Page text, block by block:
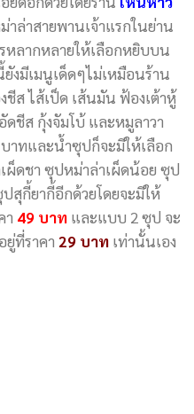
าล่าสายพานเจ้าแรกในย่าน
หลากหลายให้เลือกหยิบบน
งมีเมนูเด็ดๆไม่เหมือนร้าน
ส ไส้เป็ด เส้นมัน ฟ้องเต้าหู้
ชีส กุ้งจัมโบ้ และหมูลาวา
บาทและน้ำซุปก็จะมีให้เลือก
ผ็ดชา ซุปหม่าล่าเผ็ดน้อย ซุป
กี้ยากี้อีกด้วยโดยจะมีให้
า 49 บาท และแบบ 2 ซุป จะ
ยู่ที่ราคา 29 บาท เท่านั้นเอง